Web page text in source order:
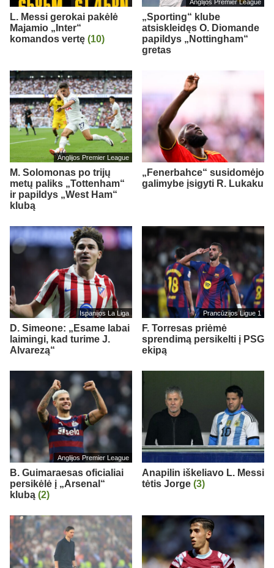
L. Messi gerokai pakėlė
Majamio „Inter“
komandos vertę (10)
Anglijos Premier League
„Sporting“ klube
atsiskleidęs O. Diomande
papildys „Nottingham“
gretas
Anglijos Premier League
M. Solomonas po trijų
metų paliks „Tottenham“
ir papildys „West Ham“
klubą
„Fenerbahce“ susidomėjo
galimybe įsigyti R. Lukaku
Ispanijos La Liga
D. Simeone: „Esame labai
laimingi, kad turime J.
Alvarezą“
Prancūzijos Ligue 1
F. Torresas priėmė
sprendimą persikelti į PSG
ekipą
Anglijos Premier League
B. Guimaraesas oficialiai
persikėlė į „Arsenal“
klubą (2)
Anapilin iškeliavo L. Messi
tėtis Jorge (3)